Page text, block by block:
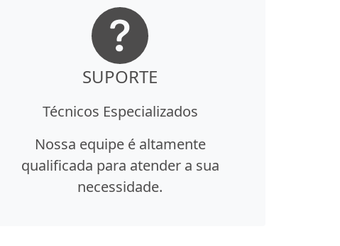
SUPORTE
Técnicos Especializados
Nossa equipe é altamente
qualificada para atender a sua
necessidade.